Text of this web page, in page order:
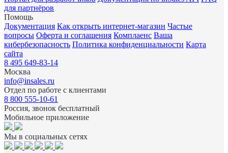
для партнёров
Помощь
Документация Как открыть интернет-магазин Частые
вопросы Оферта и соглашения Комплаенс Ваша
кибербезопасность Политика конфиденциальности Карта
сайта
8 495 649-83-14
Москва
info@insales.ru
Отдел по работе с клиентами
8 800 555-10-61
Россия, звонок бесплатный
Мобильное приложение
Мы в социальных сетях